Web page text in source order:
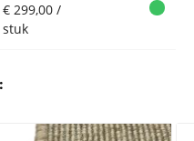
€ 299,00 /
stuk